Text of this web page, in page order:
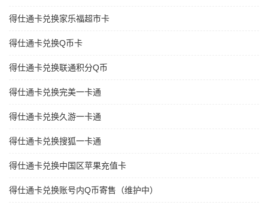
得仕通卡兑换家乐福超市卡
得仕通卡兑换Q币卡
得仕通卡兑换联通积分Q币
得仕通卡兑换完美一卡通
得仕通卡兑换久游一卡通
得仕通卡兑换搜狐一卡通
得仕通卡兑换中国区苹果充值卡
得仕通卡兑换账号内Q币寄售（维护中）